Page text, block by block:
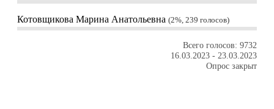
Котовщикова Марина Анатольевна 2%, 239 голосов
Всего голосов: 9732
16.03.2023 - 23.03.2023
Опрос закрыт